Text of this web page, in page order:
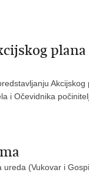
plana
Akcijskog
i Očevidnika
(Vukovar i